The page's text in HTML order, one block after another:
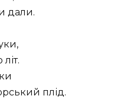
дали.
плід.